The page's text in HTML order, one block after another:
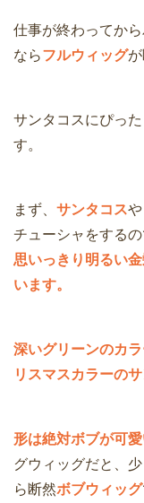
仕事が終わってか
ならフルウィッグが
サンタコスにぴっ
す。
まず、 サンタコスや
チューシャをする
思いっきり明るい
います。
深いグリーンのカ
リスマスカラーの
形は絶対ボブが可愛
グウィッグだと、
ら断然ボブウィッグ